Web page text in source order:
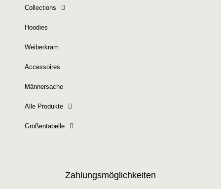
Collections
Hoodies
Weiberkram
Accessoires
Männersache
Alle Produkte
Größentabelle
Zahlungsmöglichkeiten